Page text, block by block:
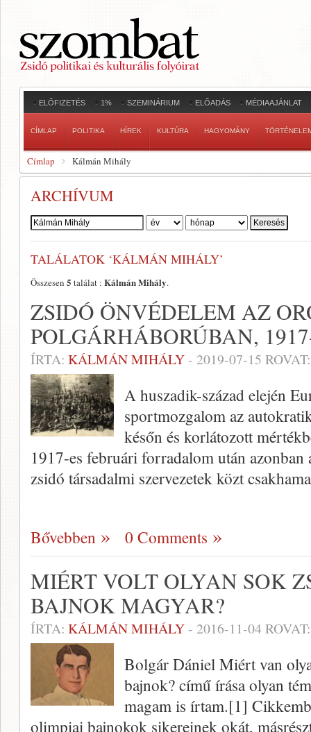
ELŐFIZETÉS 1% SZEMINÁRIUM ELŐADÁS MÉDIAAJÁNLAT
CÍMLAP POLITIKA HÍREK KULTÚRA HAGYOMÁNY
Címlap Kálmán Mihály
ARCHÍVUM
Szerző:
TALÁLATOK ‘KÁLMÁN MIHÁLY’
Összesen 5 találat : Kálmán Mihály.
ZSIDÓ ÖNVÉDELEM AZ
POLGÁRHÁBORÚBAN,
ÍRTA: KÁLMÁN MIHÁLY- 2019-07-15
A huszadik-század elején
sportmozgalom az
későn és korlátozott
1917-es februári forradalom után
zsidó társadalmi szervezetek közt
Bővebben 0 Comments
MIÉRT VOLT OLYAN SOK
BAJNOK MAGYAR?
ÍRTA: KÁLMÁN MIHÁLY- 2016-11-04
Bolgár Dániel Miért van
bajnok? című írása olyan
magam is írtam.[1]
olimpiai bajnokok sikereinek okát,